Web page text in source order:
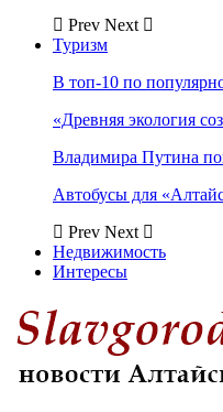
Prev Next
Туризм
В топ-10 по
«Древняя экология
Владимира Путина
Автобусы для
Prev Next
Недвижимость
Интересы